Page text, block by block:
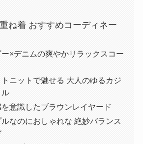
ね着 おすすめコーディネー
×デニムの爽やかリラックスコー
ニットで魅せる 大人のゆるカジ
ル
意識したブラウンレイヤード
ルなのにおしゃれな 絶妙バランス